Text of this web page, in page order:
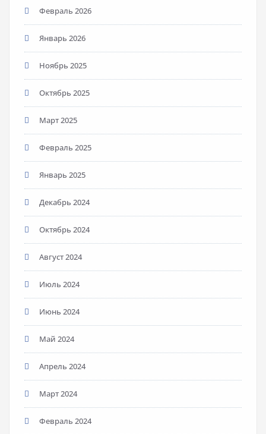
Февраль 2026
Январь 2026
Ноябрь 2025
Октябрь 2025
Март 2025
Февраль 2025
Январь 2025
Декабрь 2024
Октябрь 2024
Август 2024
Июль 2024
Июнь 2024
Май 2024
Апрель 2024
Март 2024
Февраль 2024